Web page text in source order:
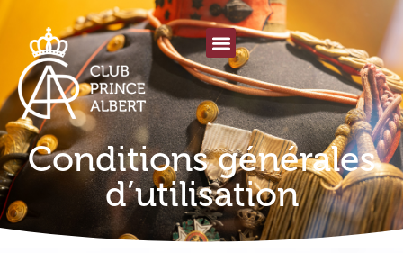
Conditions générales
d’utilisation